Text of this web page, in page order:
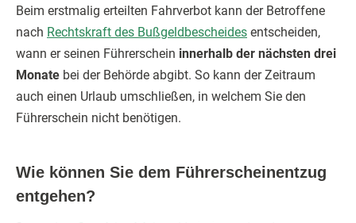
Beim erstmalig erteilten Fahrverbot kann der Betroffene
nach Rechtskraft des Bußgeldbescheides entscheiden,
wann er seinen Führerschein innerhalb der nächsten drei
Monate bei der Behörde abgibt. So kann der Zeitraum
auch einen Urlaub umschließen, in welchem Sie den
Führerschein nicht benötigen.
Wie können Sie dem Führerscheinentzug
entgehen?